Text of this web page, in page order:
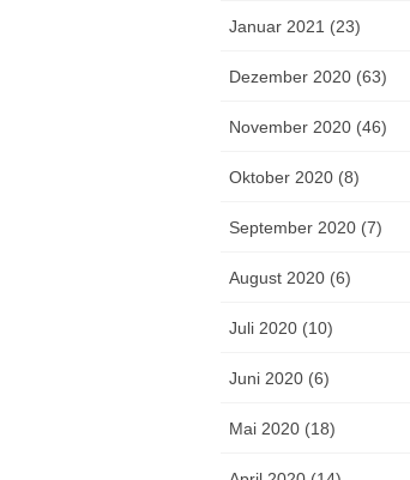
Januar 2021 (23)
Dezember 2020 (63)
November 2020 (46)
Oktober 2020 (8)
September 2020 (7)
August 2020 (6)
Juli 2020 (10)
Juni 2020 (6)
Mai 2020 (18)